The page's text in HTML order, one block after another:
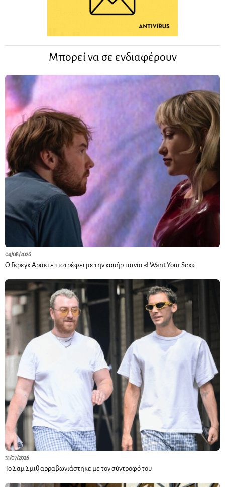
Μπορεί να σε ενδιαφέρουν
04/08/2026
Ο Γκρεγκ Αράκι επιστρέφει με την κουήρ ταινία «I Want Your Sex»
31/07/2026
Το Σαμ Σμιθ αρραβωνιάστηκε με τον σύντροφό του